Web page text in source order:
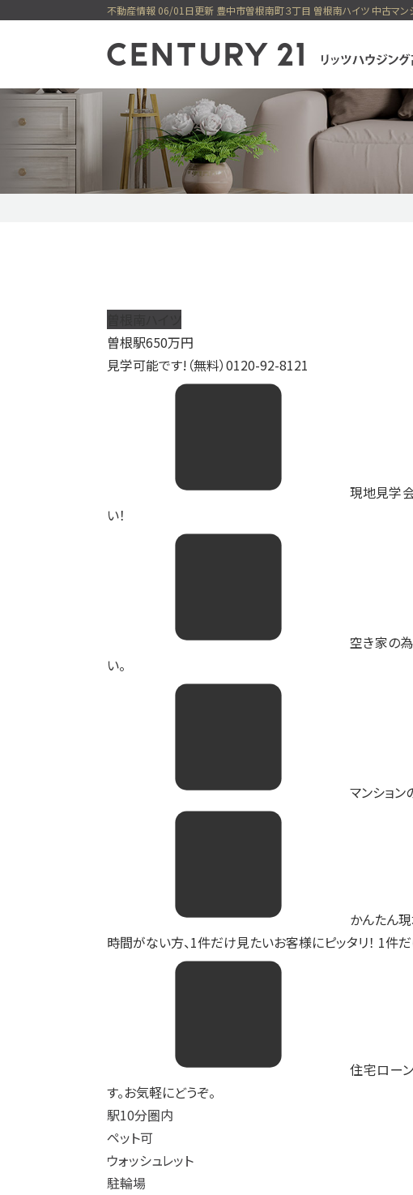
センチュリー21
曽根駅650万円
見学可能です!（無料）0120-92-8121
現地見学
い！
空き家の
い。
マンショ
かんたん
時間がない方、1件だけ見たいお客様にピッタリ！ 1件
住宅ロー
す。お気軽にどうぞ。
駅10分圏内
ペット可
ウォッシュレット
駐輪場